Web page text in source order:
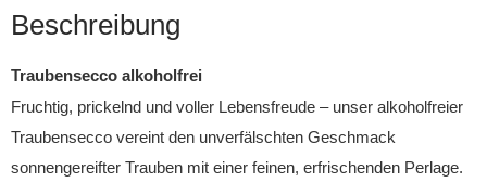
Beschreibung
Traubensecco alkoholfrei
Fruchtig, prickelnd und voller Lebensfreude – unser alkoholfreier
Traubensecco vereint den unverfälschten Geschmack
sonnengereifter Trauben mit einer feinen, erfrischenden Perlage.